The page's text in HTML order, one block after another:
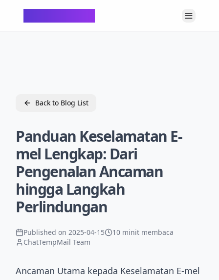
Back to Blog List
Panduan Keselamatan E-
mel Lengkap: Dari
Pengenalan Ancaman
hingga Langkah
Perlindungan
Published on 2025-04-15
10 minit membaca
ChatTempMail Team
Ancaman Utama kepada Keselamatan E-mel